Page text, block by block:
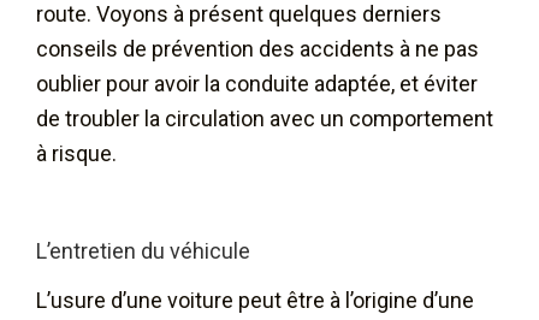
route. Voyons à présent quelques derniers
conseils de prévention des accidents à ne pas
oublier pour avoir la conduite adaptée, et éviter
de troubler la circulation avec un comportement
à risque.
L’entretien du véhicule
L’usure d’une voiture peut être à l’origine d’une